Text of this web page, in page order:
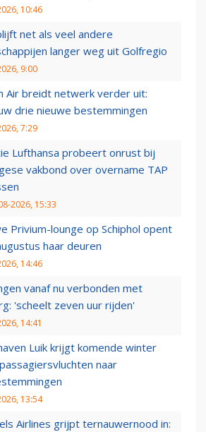
10:46
net als veel andere
langer weg uit Golfregio
9:00
Air breidt netwerk verder uit:
drie nieuwe bestemmingen
7:29
Lufthansa probeert onrust bij
vakbond over overname TAP
2026, 15:33
Privium-lounge op Schiphol opent
haar deuren
14:46
vanaf nu verbonden met
'scheelt zeven uur rijden'
14:41
Luik krijgt komende winter
naar
13:54
Airlines grijpt ternauwernood in: